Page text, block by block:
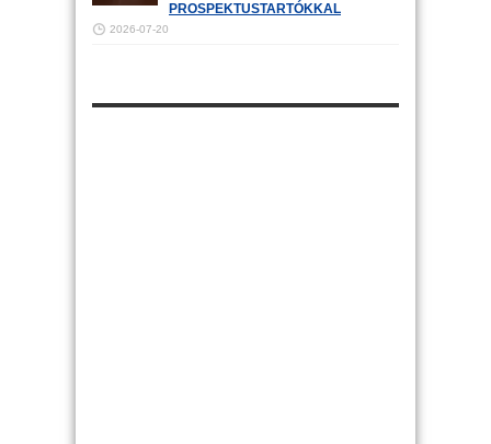
PROSPEKTUSTARTÓKKAL
2026-07-20